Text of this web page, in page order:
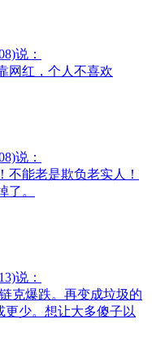
说：
网红，个人不喜欢
说：
不能老是欺负老实人！
了。
说：
克爆跌。再变成垃圾的
更少。想让大多傻子以